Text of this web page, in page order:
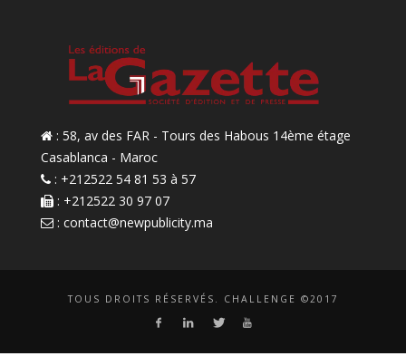
: 58, av des FAR - Tours des Habous 14ème étage
Casablanca - Maroc
: +212522 54 81 53 à 57
: +212522 30 97 07
: contact@newpublicity.ma
TOUS DROITS RÉSERVÉS. CHALLENGE ©2017